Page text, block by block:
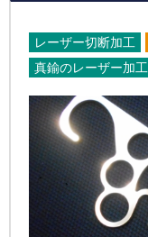
レーザー切断加工
真鍮のレーザー加工